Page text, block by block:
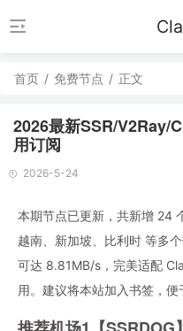
首页 / 免费节点 / 正文
2026最新SSR/V2Ray/
用订阅
2026-5-24
本期节点已更新，共新增 24
越南、新加坡、比利时 等多
可达 8.81MB/s，完美适配
用。建议将本站加入书签，便